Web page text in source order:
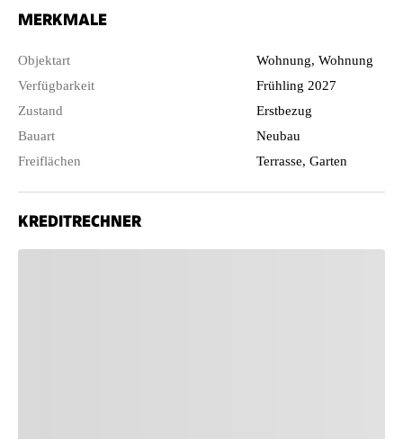
MERKMALE
Objektart
Wohnung, Wohnung
Verfügbarkeit
Frühling 2027
Zustand
Erstbezug
Bauart
Neubau
Freiflächen
Terrasse, Garten
KREDITRECHNER